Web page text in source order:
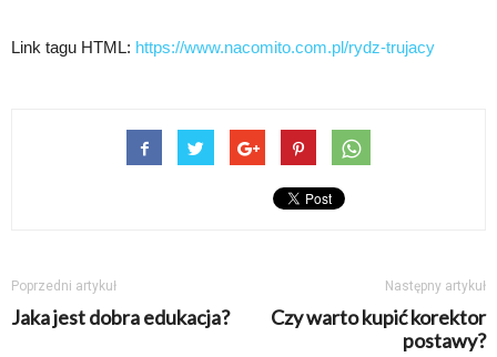
Link tagu HTML: https://www.nacomito.com.pl/rydz-trujacy
Poprzedni artykuł
Jaka jest dobra edukacja?
Następny artykuł
Czy warto kupić korektor
postawy?